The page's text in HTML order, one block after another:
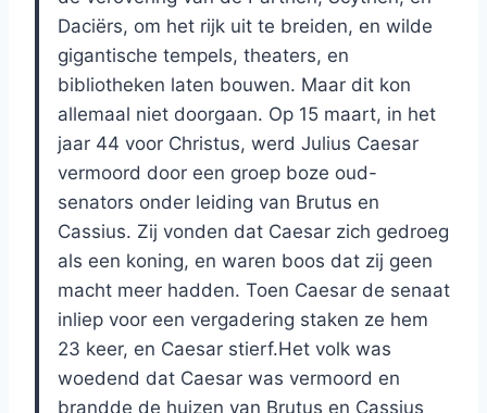
Daciërs, om het rijk uit te breiden, en wilde
gigantische tempels, theaters, en
bibliotheken laten bouwen. Maar dit kon
allemaal niet doorgaan. Op 15 maart, in het
jaar 44 voor Christus, werd Julius Caesar
vermoord door een groep boze oud-
senators onder leiding van Brutus en
Cassius. Zij vonden dat Caesar zich gedroeg
als een koning, en waren boos dat zij geen
macht meer hadden. Toen Caesar de senaat
inliep voor een vergadering staken ze hem
23 keer, en Caesar stierf.Het volk was
woedend dat Caesar was vermoord en
brandde de huizen van Brutus en Cassius